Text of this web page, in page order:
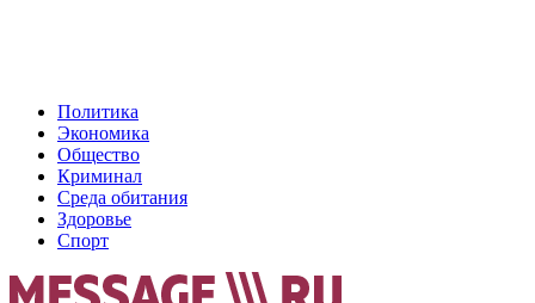
Политика
Экономика
Общество
Криминал
Среда обитания
Здоровье
Спорт